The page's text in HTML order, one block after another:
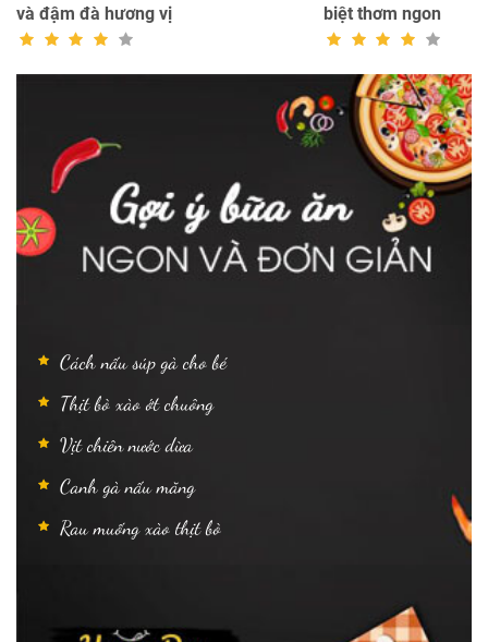
và đậm đà hương vị
biệt thơm ngon
Cách nấu súp gà cho bé
Thịt bò xào ớt chuông
Vịt chiên nước dừa
Canh gà nấu măng
Rau muống xào thịt bò